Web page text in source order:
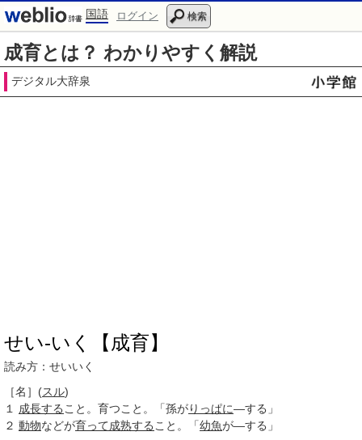
国語 ログイン 検索
成育とは？ わかりやすく解説
デジタル大辞泉
せい‐いく【成育】
読み方：せいいく
［名］ (スル)
１
成長する こと。育つこと。「孫がりっぱに―する」
２ 動物などが育って成熟する こと。「幼魚が―する」